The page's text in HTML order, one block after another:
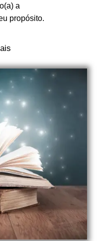
a
propósito.